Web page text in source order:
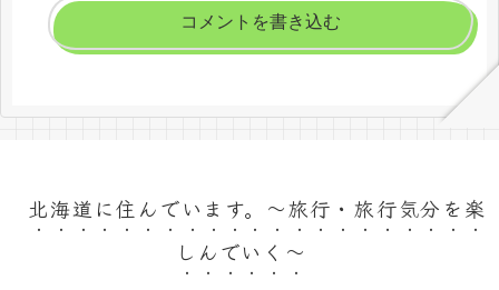
コメントを書き込む
北海道に住んでいます。～旅行・旅行気分を楽
しんでいく～